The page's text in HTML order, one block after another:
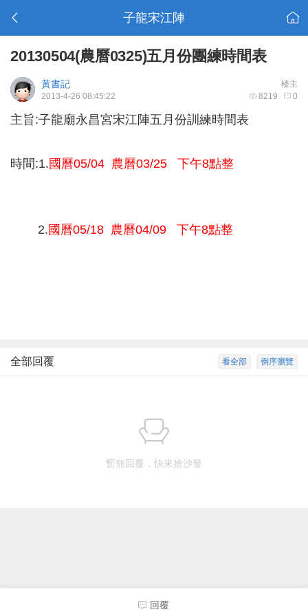
子龍宋江陣
20130504(農曆0325)五月份團練時間表
楼主
黃書記
8219 0
2013-4-26 08:45:22
主旨:子龍廟永昌宮宋江陣五月份訓練時間表
時間:1. 國曆05/04 農曆03/25 下午8點整
2. 國曆05/18 農曆04/09 下午8點整
倒序瀏覽
看全部
全部回覆
暫無回覆，快來搶沙發
回覆